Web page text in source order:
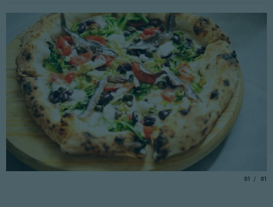
01 of
01